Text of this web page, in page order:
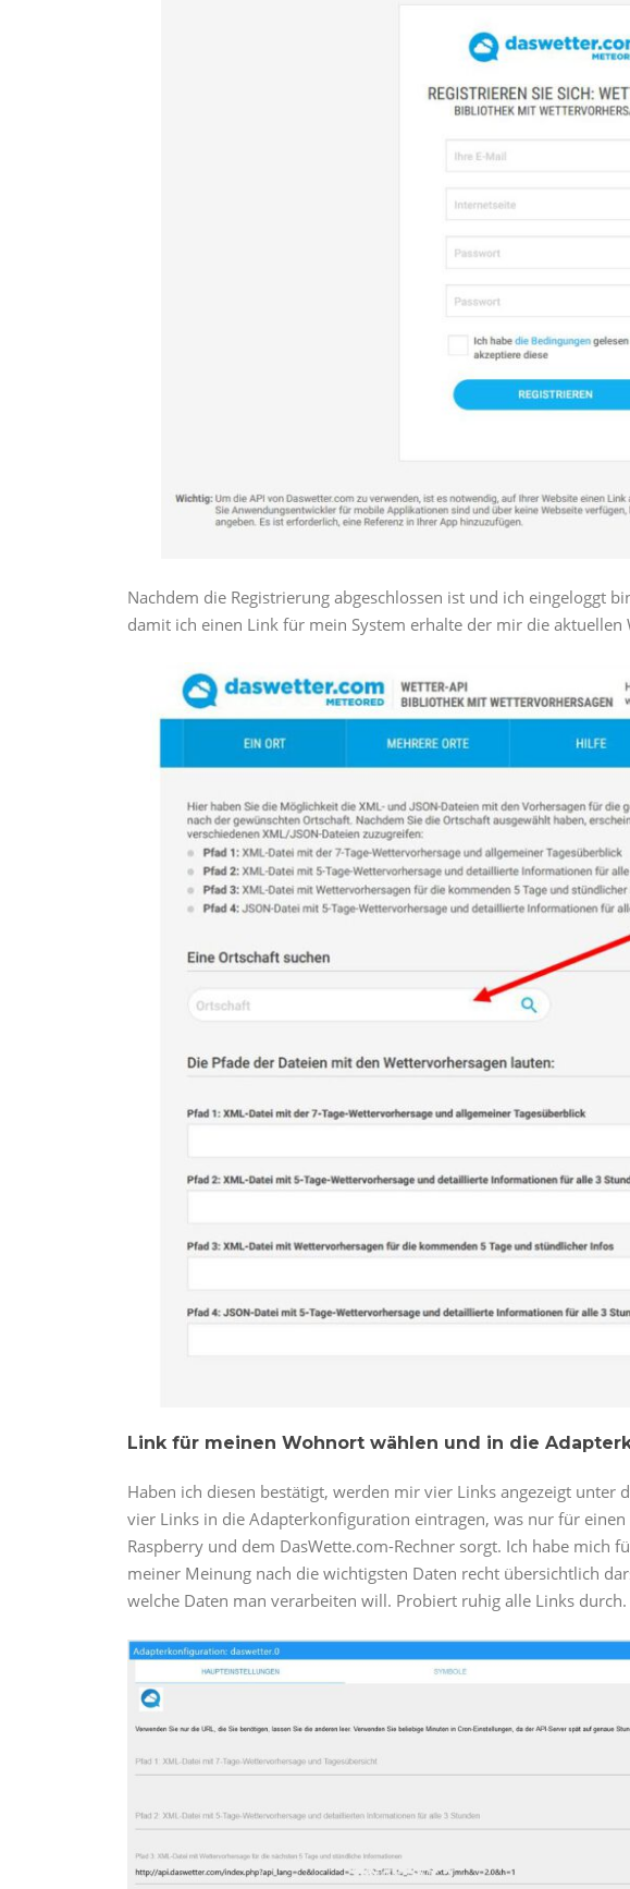
Nachdem die Registrierung abgeschlossen ist und ich eingeloggt
damit ich einen Link für mein System erhalte der mir die
Link für meinen Wohnort wählen und in die
Haben ich diesen bestätigt, werden mir vier Links angezeigt unter
vier Links in die Adapterkonfiguration eintragen, was nur für
Raspberry und dem DasWette.com-Rechner sorgt. Ich habe mich
meiner Meinung nach die wichtigsten Daten recht übersichtlich
welche Daten man verarbeiten will. Probiert ruhig alle Links durch.